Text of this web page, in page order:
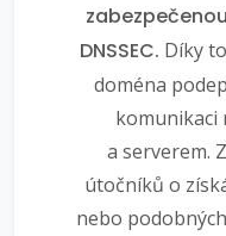
DNSSEC. Díky
doména
komunikaci
a serverem.
útočníků o
nebo